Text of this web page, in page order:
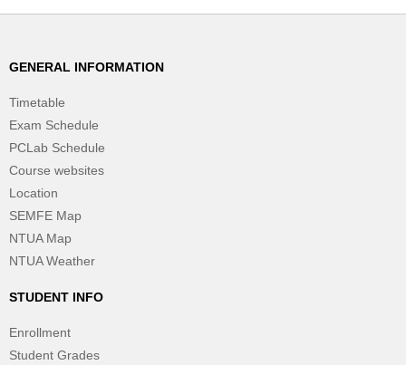
GENERAL INFORMATION
Timetable
Exam Schedule
PCLab Schedule
Course websites
Location
SEMFE Map
NTUA Map
NTUA Weather
STUDENT INFO
Enrollment
Student Grades